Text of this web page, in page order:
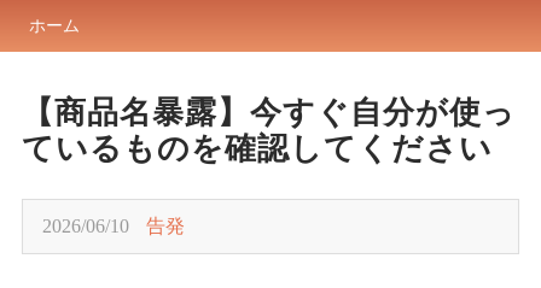
ホーム
【商品名暴露】今すぐ自分が使っ
ているものを確認してください
2026/06/10 告発